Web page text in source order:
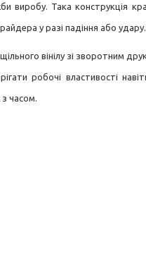
виробу. Така конструкція
у разі падіння або удару.
вінілу зі зворотним
робочі властивості
часом.